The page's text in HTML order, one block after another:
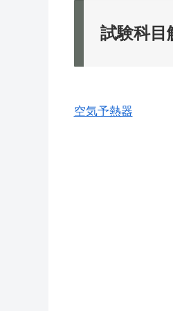
試験科目
空気予熱器